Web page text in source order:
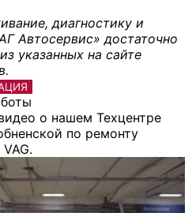
диагностику и
Автосервис» достаточно
указанных на сайте
о нашем Техцентре
по ремонту